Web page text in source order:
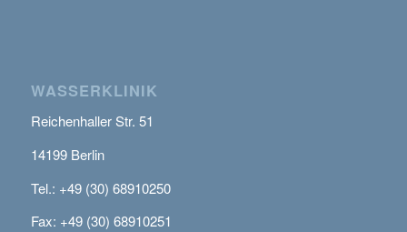
WASSERKLINIK
Reichenhaller Str. 51
14199 Berlin
Tel.: +49 (30) 68910250
Fax: +49 (30) 68910251